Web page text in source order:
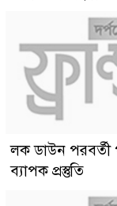
লক ডাউন পরবর্তী
ব্যাপক প্রস্তুতি